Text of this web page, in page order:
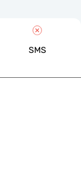
SMS